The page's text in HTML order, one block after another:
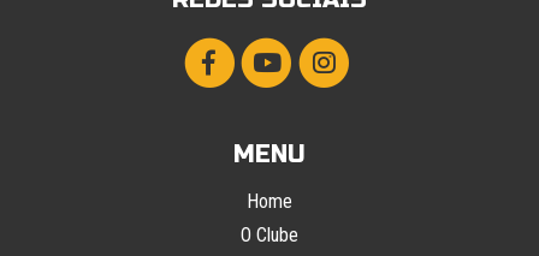
MENU
Home
O Clube